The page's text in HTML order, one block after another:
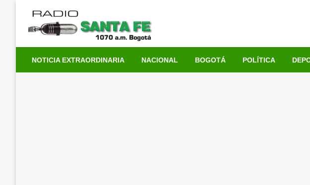
contenido
NOTICIA EXTRAORDINARIA NACIONAL BOGOTÁ POLÍTICA